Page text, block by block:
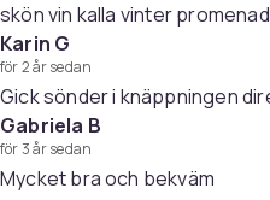
Specifikationer:
Färg: svart
Storlek: One size (20 x 45
Material: Oxfordduk + 160
Paketet inkluderar:
1 par barnvagsvantar
skön vin kalla vinter
Karin G
för 2 år sedan
Gick sönder i knäppningen
Gabriela B
för 3 år sedan
Mycket bra och bekväm